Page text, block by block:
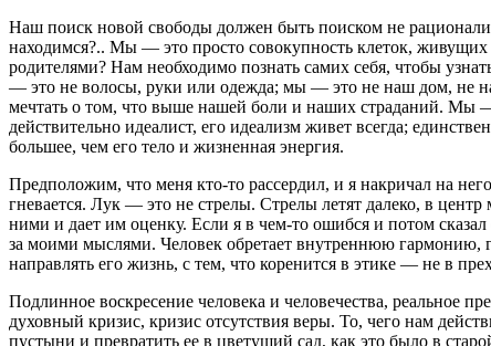
Наш поиск новой свободы должен быть поиском не
находимся?.. Мы — это просто совокупность клеток,
родителями? Нам необходимо познать самих себя, чтобы
— это не волосы, руки или одежда; мы — это не наш дом, не
мечтать о том, что выше нашей боли и наших страданий. Мы —
действительно идеалист, его идеализм живет всегда;
большее, чем его тело и жизненная энергия.
Предположим, что меня кто-то рассердил, и я накричал на
гневается. Лук — это не стрелы. Стрелы летят далеко, в
ними и дает им оценку. Если я в чем-то ошибся и потом
за моими мыслями. Человек обретает внутреннюю гармонию,
направлять его жизнь, с тем, что коренится в этике — не в
Подлинное воскресение человека и человечества, реальное
духовный кризис, кризис отсутствия веры. То, чего нам
пустыни и превратить ее в цветущий сад, как это было в